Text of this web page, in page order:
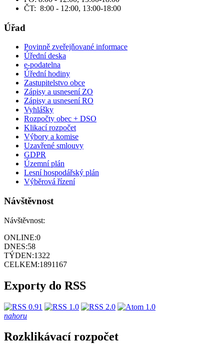
ČT: 8:00 - 12:00, 13:00-18:00
Úřad
Povinně zveřejňované informace
Úřední deska
e-podatelna
Úřední hodiny
Zastupitelstvo obce
Zápisy a usnesení ZO
Zápisy a usnesení RO
Vyhlášky
Rozpočty obec + DSO
Klikací rozpočet
Výbory a komise
Uzavřené smlouvy
GDPR
Územní plán
Lesní hospodářský plán
Výběrová řízení
Návštěvnost
Návštěvnost:
ONLINE:0
DNES:58
TÝDEN:1322
CELKEM:1891167
Exporty do RSS
nahoru
Rozklikávací rozpočet